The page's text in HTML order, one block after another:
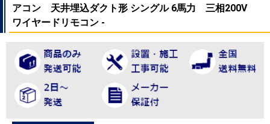
アコン 天井埋込ダクト形 シングル 6馬力 三相200V
ワイヤードリモコン -